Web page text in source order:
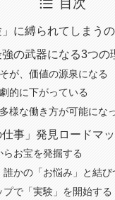
目次
に縛られてしまう
の武器になる3つの
が、価値の源泉になる
的に下がっている
様な働き方が可能にな
事」発見ロードマ
お宝を発掘する
かの「お悩み」と結び
で「実験」を開始する